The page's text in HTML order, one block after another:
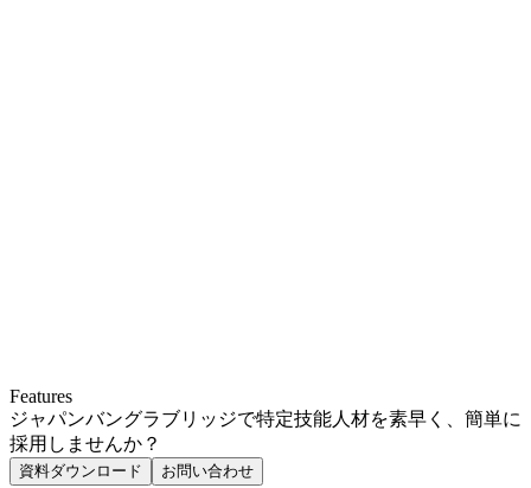
Features
ジャパンバングラブリッジで特定技能人材を素早く、簡単に
採用しませんか？
資料ダウンロード お問い合わせ